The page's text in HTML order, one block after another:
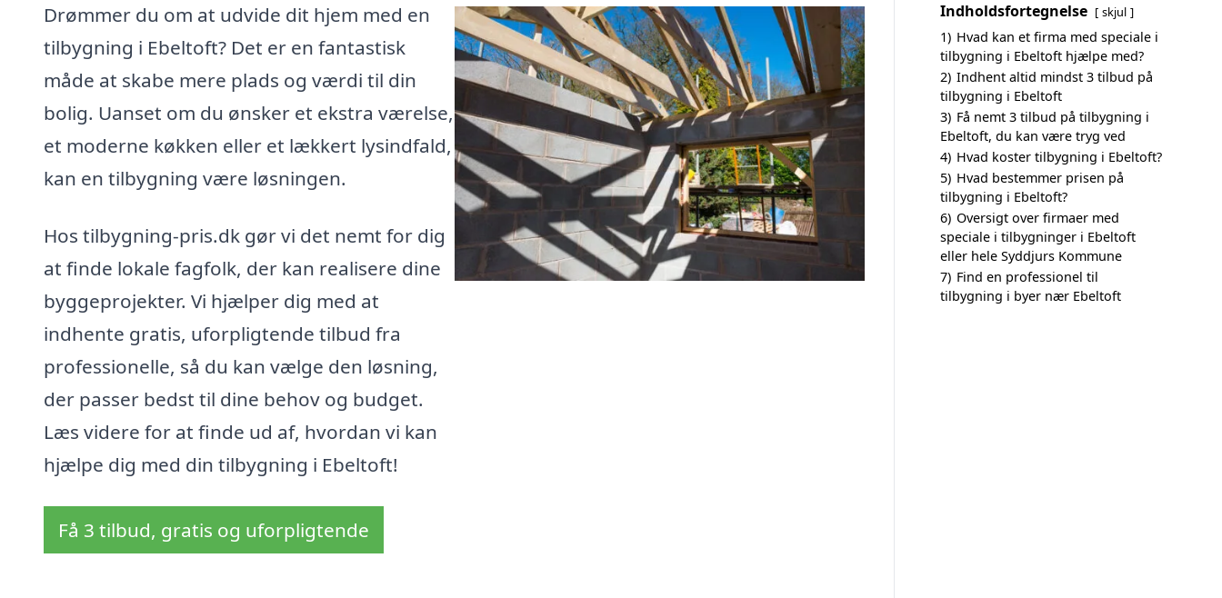
Drømmer du om at udvide dit hjem med en
tilbygning i Ebeltoft? Det er en fantastisk
måde at skabe mere plads og værdi til din
bolig. Uanset om du ønsker et ekstra værelse,
et moderne køkken eller et lækkert lysindfald,
kan en tilbygning være løsningen.
Hos tilbygning-pris.dk gør vi det nemt for dig
at finde lokale fagfolk, der kan realisere dine
byggeprojekter. Vi hjælper dig med at
indhente gratis, uforpligtende tilbud fra
professionelle, så du kan vælge den løsning,
der passer bedst til dine behov og budget.
Læs videre for at finde ud af, hvordan vi kan
hjælpe dig med din tilbygning i Ebeltoft!
Få 3 tilbud, gratis og uforpligtende
Indholdsfortegnelse skjul
1) Hvad kan et firma med speciale i
tilbygning i Ebeltoft hjælpe med?
2) Indhent altid mindst 3 tilbud på
tilbygning i Ebeltoft
3) Få nemt 3 tilbud på tilbygning i
Ebeltoft, du kan være tryg ved
4) Hvad koster tilbygning i Ebeltoft?
5) Hvad bestemmer prisen på
tilbygning i Ebeltoft?
6) Oversigt over firmaer med
speciale i tilbygninger i Ebeltoft
eller hele Syddjurs Kommune
7) Find en professionel til
tilbygning i byer nær Ebeltoft